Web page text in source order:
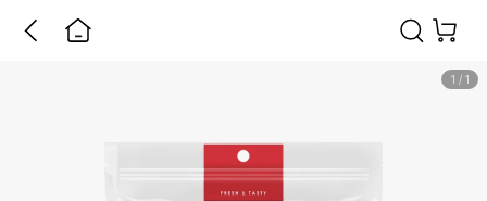
1 / 1